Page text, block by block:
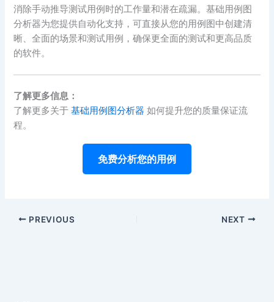
消除手动推导测试用例时的工作量和潜在疏漏。基础用例图
分析器为您提供自动化支持，可直接从您的用例图中创建清
晰、全面的场景和测试用例，确保更全面的测试和更高品质
的软件。
了解更多信息：
了解更多关于基础用例图分析器 如何提升您的质量保证流
程。
免费分析您的用例
PREVIOUS NEXT